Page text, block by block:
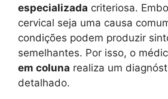
especializada criteriosa.
cervical seja uma causa
condições podem produzir
semelhantes. Por isso, o
em coluna realiza um
detalhado.